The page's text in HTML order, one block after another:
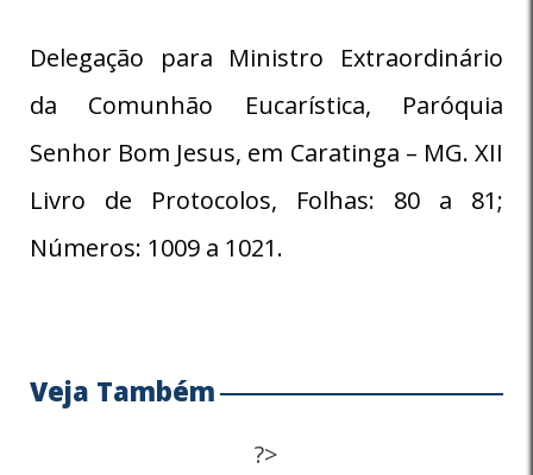
Delegação para Ministro Extraordinário
da Comunhão Eucarística, Paróquia
Senhor Bom Jesus, em Caratinga – MG. XII
Livro de Protocolos, Folhas: 80 a 81;
Números: 1009 a 1021.
Veja Também
?>